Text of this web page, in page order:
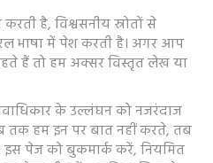
है, विश्वसनीय स्रोतों से
भाषा में पेश करती है। अगर आप
हैं तो हम अक्सर विस्तृत लेख या
के उल्लंघन को नजरंदाज
तक हम इन पर बात नहीं करते, तब
इस पेज को बुकमार्क करें, नियमित